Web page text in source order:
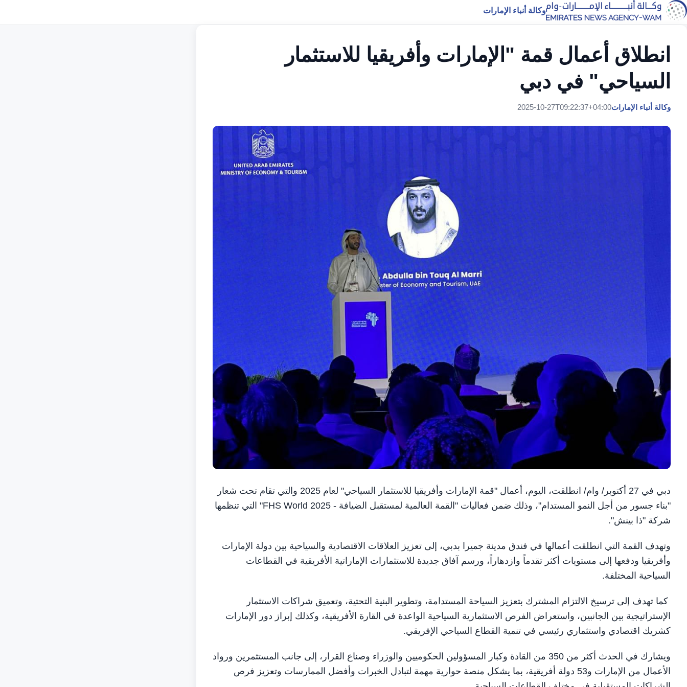
وكالة أنباء الإمارات
انطلاق أعمال قمة "الإمارات وأفريقيا للاستثمار
السياحي" في دبي
وكالة أنباء الإمارات2025-10-27T09:22:37+04:00
دبي في 27 أكتوبر/ وام/ انطلقت، اليوم، أعمال "قمة الإمارات وأفريقيا للاستثمار السياحي" لعام 2025 والتي تقام تحت شعار
"بناء جسور من أجل النمو المستدام"، وذلك ضمن فعاليات "القمة العالمية لمستقبل الضيافة - FHS World 2025" التي تنظمها
شركة "ذا بينش".
وتهدف القمة التي انطلقت أعمالها في فندق مدينة جميرا بدبي، إلى تعزيز العلاقات الاقتصادية والسياحية بين دولة الإمارات
وأفريقيا ودفعها إلى مستويات أكثر تقدماً وازدهاراً، ورسم آفاق جديدة للاستثمارات الإماراتية الأفريقية في القطاعات
السياحية المختلفة.
كما تهدف إلى ترسيخ الالتزام المشترك بتعزيز السياحة المستدامة، وتطوير البنية التحتية، وتعميق شراكات الاستثمار
الإستراتيجية بين الجانبين، واستعراض الفرص الاستثمارية السياحية الواعدة في القارة الأفريقية، وكذلك إبراز دور الإمارات
كشريك اقتصادي واستثماري رئيسي في تنمية القطاع السياحي الإفريقي.
ويشارك في الحدث أكثر من 350 من القادة وكبار المسؤولين الحكوميين والوزراء وصناع القرار، إلى جانب المستثمرين ورواد
الأعمال من الإمارات و53 دولة أفريقية، بما يشكل منصة حوارية مهمة لتبادل الخبرات وأفضل الممارسات وتعزيز فرص